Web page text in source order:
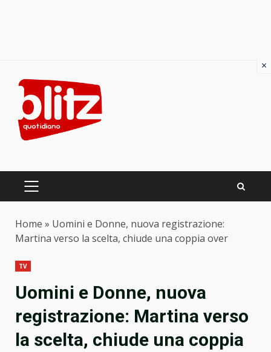
content
PRIMARY
Home » Uomini e Donne, nuova registrazione:
Martina verso la scelta, chiude una coppia over
TV
Uomini e Donne, nuova
registrazione: Martina verso
la scelta, chiude una coppia
×